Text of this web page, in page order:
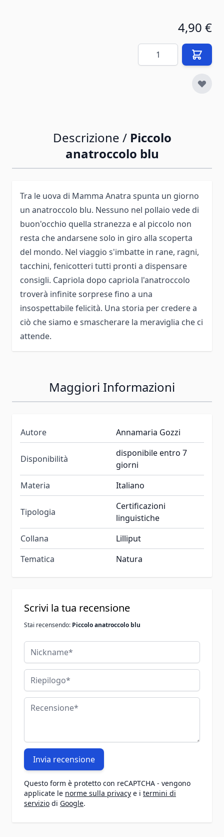
4,90 €
Quantità
Descrizione / Piccolo
anatroccolo blu
Tra le uova di Mamma Anatra spunta un giorno
un anatroccolo blu. Nessuno nel pollaio vede di
buon'occhio quella stranezza e al piccolo non
resta che andarsene solo in giro alla scoperta
del mondo. Nel viaggio s'imbatte in rane, ragni,
tacchini, fenicotteri tutti pronti a dispensare
consigli. Capriola dopo capriola l'anatroccolo
troverà infinite sorprese fino a una
insospettabile felicità. Una storia per credere a
ciò che siamo e smascherare la meraviglia che ci
attende.
Maggiori Informazioni
Autore Annamaria Gozzi
Disponibilità
disponibile entro 7
giorni
Materia
Italiano
Tipologia
Certificazioni
linguistiche
Collana
Lilliput
Tematica
Natura
Scrivi la tua recensione
Stai recensendo: Piccolo anatroccolo blu
Nickname
Riepilogo
Recensione
Invia recensione
Questo form è protetto con reCAPTCHA - vengono
applicate le norme sulla privacy e i termini di
servizio di Google.